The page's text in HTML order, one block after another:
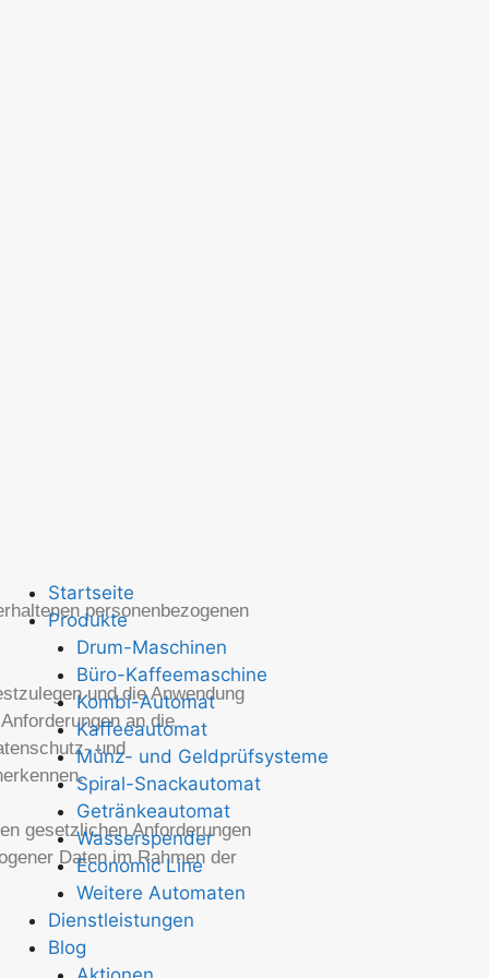
Startseite
Produkte
Drum-Maschinen
Büro-Kaffeemaschine
Kombi-Automat
Kaffeeautomat
Münz- und Geldprüfsysteme
Spiral-Snackautomat
Getränkeautomat
Wasserspender
Economic Line
Weitere Automaten
Dienstleistungen
Blog
personenbezogenen
und die Anwendung
an die
und
gesetzlichen Anforderungen
Daten im Rahmen der